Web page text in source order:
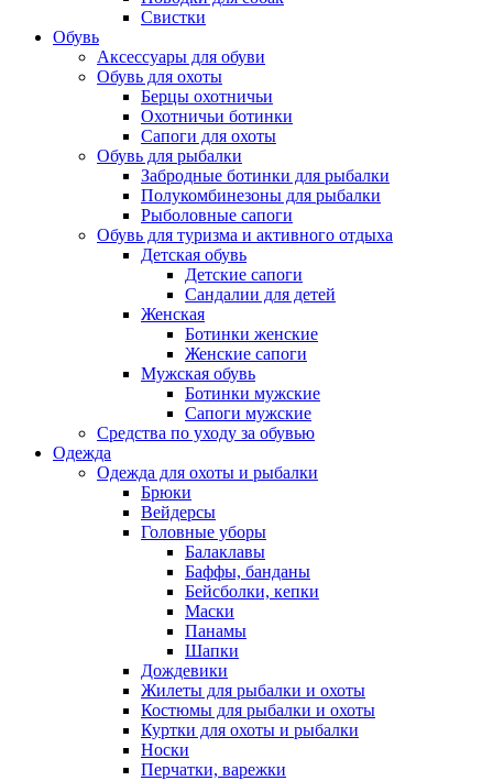
Свистки
Обувь
Аксессуары для обуви
Обувь для охоты
Берцы охотничьи
Охотничьи ботинки
Сапоги для охоты
Обувь для рыбалки
Забродные ботинки для рыбалки
Полукомбинезоны для рыбалки
Рыболовные сапоги
Обувь для туризма и активного отдыха
Детская обувь
Детские сапоги
Сандалии для детей
Женская
Ботинки женские
Женские сапоги
Мужская обувь
Ботинки мужские
Сапоги мужские
Средства по уходу за обувью
Одежда
Одежда для охоты и рыбалки
Брюки
Вейдерсы
Головные уборы
Балаклавы
Баффы, банданы
Бейсболки, кепки
Маски
Панамы
Шапки
Дождевики
Жилеты для рыбалки и охоты
Костюмы для рыбалки и охоты
Куртки для охоты и рыбалки
Носки
Перчатки, варежки